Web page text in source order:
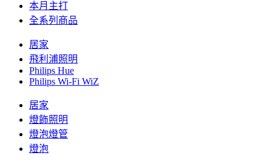
本月主打
全系列商品
居家
飛利浦照明
Philips Hue
Philips Wi-Fi WiZ
居家
燈飾照明
燈泡燈管
燈泡